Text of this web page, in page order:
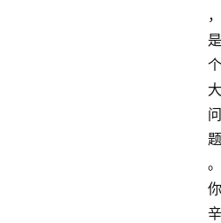
，
是
个
大
问
题
。
你
辛